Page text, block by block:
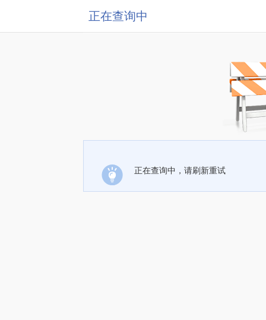
正在查询中
正在查询中，请刷新重试